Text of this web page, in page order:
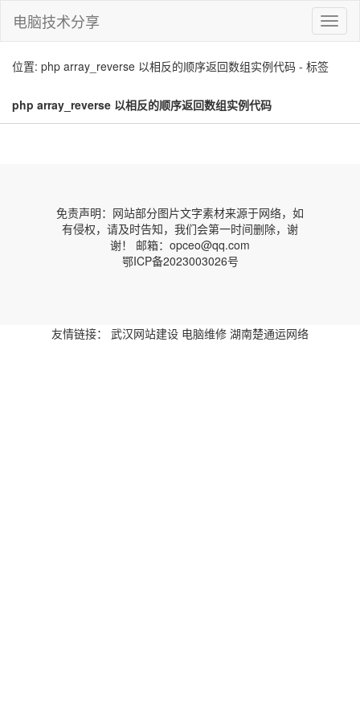
切
换
电脑技术分享
位置: php array_reverse 以相反的顺序返回数组实例代码 - 标签
php array_reverse 以相反的顺序返回数组实例代码
免责声明：网站部分图片文字素材来源于网络，如
有侵权，请及时告知，我们会第一时间删除，谢
谢！ 邮箱：opceo@qq.com
鄂ICP备2023003026号
友情链接： 武汉网站建设 电脑维修 湖南楚通运网络